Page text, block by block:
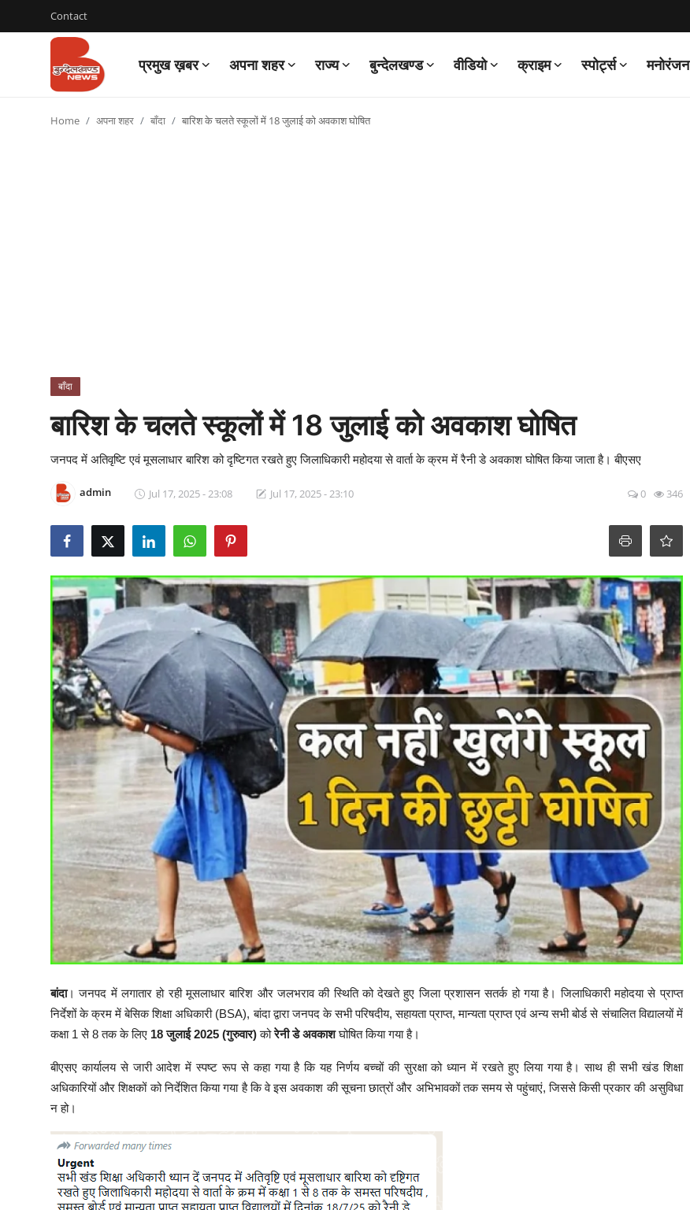
Contact
प्रमुख ख़बर अपना शहर राज्य बुन्देलखण्ड वीडियो क्राइम स्पोर्ट्स मनोरंजन
Login
Home अपना शहर बाँदा बारिश के चलते स्कूलों में 18 जुलाई को अवकाश घोषित
बाँदा
बारिश के चलते स्कूलों में 18 जुलाई को अवकाश घोषित
जनपद में अतिवृष्टि एवं मूसलाधार बारिश को दृष्टिगत रखते हुए जिलाधिकारी महोदया से वार्ता के क्रम में रैनी डे अवकाश घोषित किया जाता है। बीएसए
admin Jul 17, 2025 - 23:08 Jul 17, 2025 - 23:10 0 346
बांदा। जनपद में लगातार हो रही मूसलाधार बारिश और जलभराव की स्थिति को देखते हुए जिला प्रशासन सतर्क हो गया है। जिलाधिकारी महोदया से प्राप्त
निर्देशों के क्रम में बेसिक शिक्षा अधिकारी (BSA), बांदा द्वारा जनपद के सभी परिषदीय, सहायता प्राप्त, मान्यता प्राप्त एवं अन्य सभी बोर्ड से संचालित विद्यालयों में
कक्षा 1 से 8 तक के लिए 18 जुलाई 2025 (गुरुवार)कोरेनी डे अवकाशघोषित किया गया है।
बीएसए कार्यालय से जारी आदेश में स्पष्ट रूप से कहा गया है कि यह निर्णय बच्चों की सुरक्षा को ध्यान में रखते हुए लिया गया है। साथ ही सभी खंड शिक्षा
अधिकारियों और शिक्षकों को निर्देशित किया गया है कि वे इस अवकाश की सूचना छात्रों और अभिभावकों तक समय से पहुंचाएं, जिससे किसी प्रकार की असुविधा
न हो।